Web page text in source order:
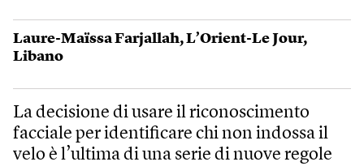
Laure-Maïssa Farjallah,L’Orient-Le Jour,
Libano
La decisione di usare il riconoscimento
facciale per identificare chi non indossa il
velo è l’ultima di una serie di nuove regole